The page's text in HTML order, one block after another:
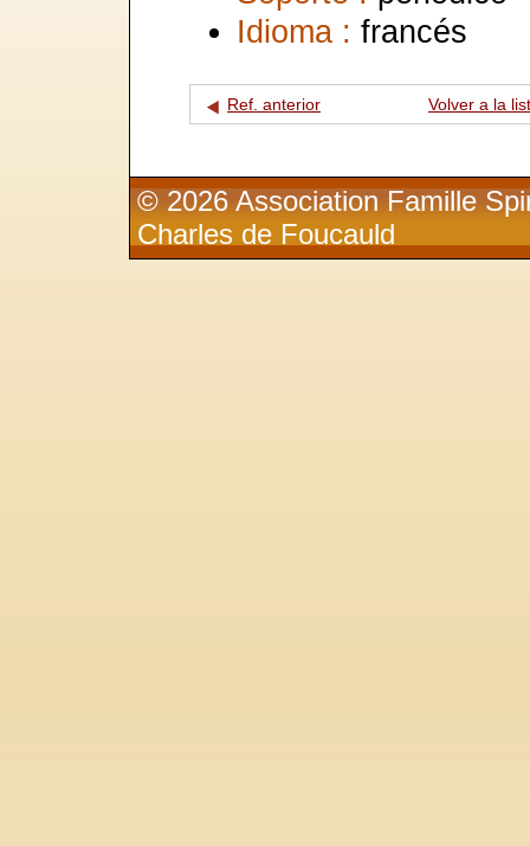
Idioma : francés
Ref. anterior Volver a la
© 2026 Association Famille
Charles de Foucauld